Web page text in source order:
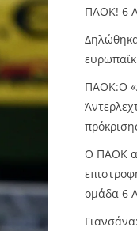
ΠΑΟΚ! 6
ΠΑΟΚ:Ο
Ο ΠΑΟΚ
ομάδα 6